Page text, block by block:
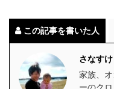
この記事を書いた人
さなすけ
家族、
ーのク